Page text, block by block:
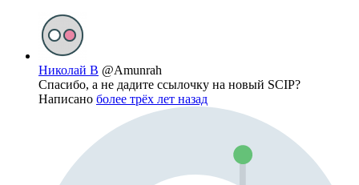
Николай В @Amunrah
Спасибо, а не дадите ссылочку на новый SCIP?
Написано более трёх лет назад